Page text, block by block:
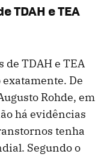
TDAH e TEA
de TDAH e TEA
De
Rohde, em
há evidências
tenha
Segundo o